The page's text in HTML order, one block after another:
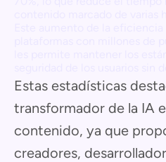
Estas estadísticas
transformador de la IA
contenido, ya que
creadores,